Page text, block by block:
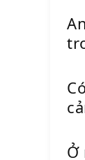
Ở